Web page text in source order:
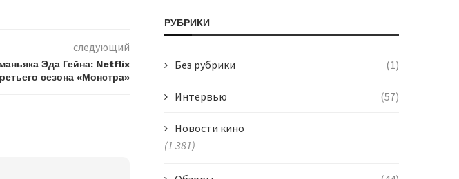
следующий
Эда Гейна: Netflix
сезона «Монстра»
РУБРИКИ
Без рубрики (1)
Интервью (57)
Новости кино
(1 381)